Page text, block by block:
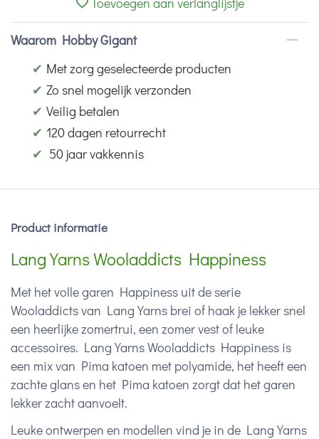
Waarom Hobby Gigant
✔ Met zorg geselecteerde producten
✔ Zo snel mogelijk verzonden
✔ Veilig betalen
✔ 120 dagen retourrecht
✔ 50 jaar vakkennis
Product informatie
Lang Yarns Wooladdicts Happiness
Met het volle garen Happiness uit de serie
Wooladdicts van Lang Yarns brei of haak je lekker snel
een heerlijke zomertrui, een zomer vest of leuke
accessoires. Lang Yarns Wooladdicts Happiness is
een mix van Pima katoen met polyamide, het heeft een
zachte glans en het Pima katoen zorgt dat het garen
lekker zacht aanvoelt.
Leuke ontwerpen en modellen vind je in de Lang Yarns